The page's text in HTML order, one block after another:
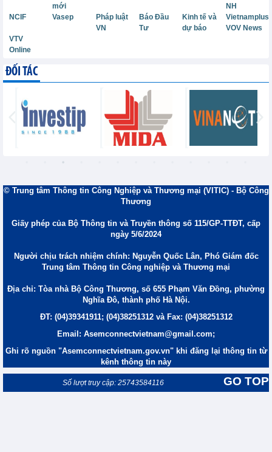
mới
NH
NCIF
Vasep
Pháp luật
VN
Báo Đầu
Tư
Kinh tế và
dự báo
Vietnamplus
VOV News
VTV
Online
ĐỐI TÁC
© Trung tâm Thông tin Công Nghiệp và Thương mại (VITIC) - Bộ Công
Thương
Giấy phép của Bộ Thông tin và Truyền thông số 115/GP-TTĐT, cấp
ngày 5/6/2024
Người chịu trách nhiệm chính: Nguyễn Quốc Lân, Phó Giám đốc
Trung tâm Thông tin Công nghiệp và Thương mại
Địa chỉ: Tòa nhà Bộ Công Thương, số 655 Phạm Văn Đồng, phường
Nghĩa Đô, thành phố Hà Nội.
ĐT: (04)39341911; (04)38251312 và Fax: (04)38251312
Email: Asemconnectvietnam@gmail.com;
Ghi rõ nguồn "Asemconnectvietnam.gov.vn" khi đăng lại thông tin từ
kênh thông tin này
GO TOP
Số lượt truy cập: 25743584116